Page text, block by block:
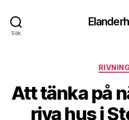
Sök
Att tänka på
riva hus i